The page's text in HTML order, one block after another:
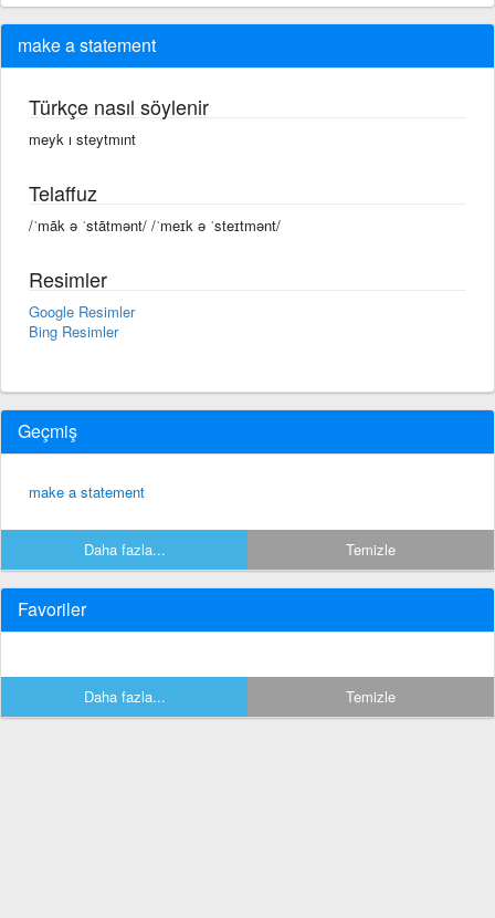
make a statement
Türkçe nasıl söylenir
meyk ı steytmınt
Telaffuz
/ˈmāk ə ˈstātmənt/ /ˈmeɪk ə ˈsteɪtmənt/
Resimler
Google Resimler
Bing Resimler
Geçmiş
make a statement
Daha fazla... Temizle
Favoriler
Daha fazla... Temizle